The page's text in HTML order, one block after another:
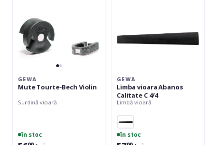
GEWA
Mute Tourte-Bech Violin
Surdină vioară
în stoc
GEWA
Limba vioara Abanos
Calitate C 4/4
Limbă vioară
în stoc